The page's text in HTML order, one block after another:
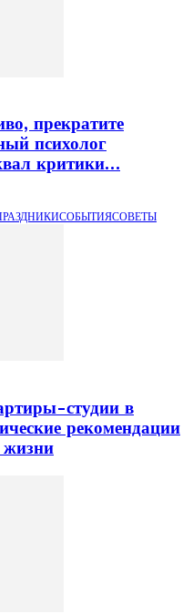
прекратите
психолог
критики…
СОБЫТИЯСОВЕТЫ
студии в
рекомендации